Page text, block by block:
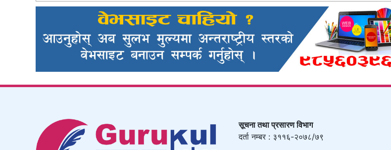
सूचना तथा प्रसारण विभाग
दर्ता नम्बर : ३११६-२०७८/७९